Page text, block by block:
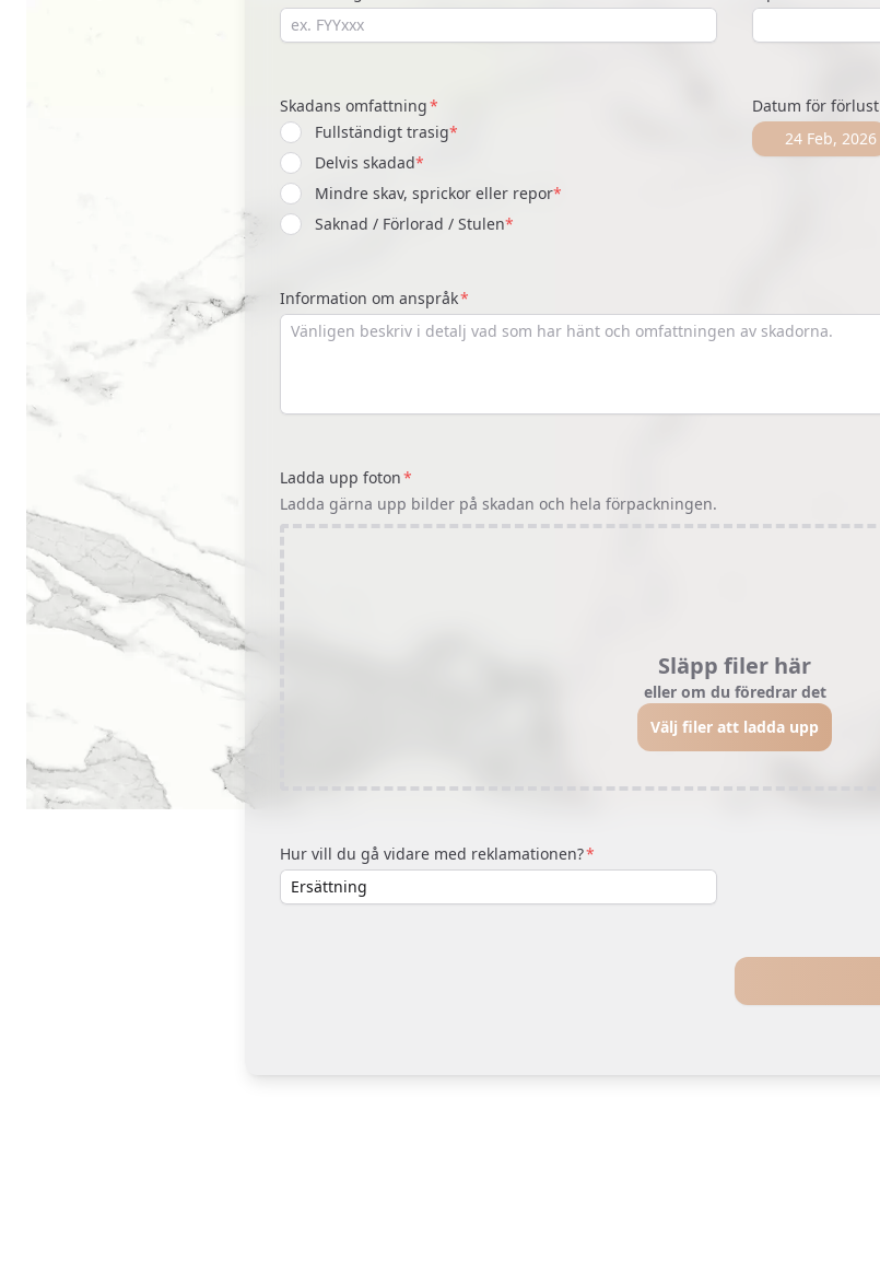
Skadans omfattning
Fullständigt trasig*
Delvis skadad*
Mindre skav, sprickor eller repor*
Saknad / Förlorad / Stulen*
Datum för förlust
24 Feb, 2026
Information om anspråk
Ladda upp foton
Ladda gärna upp bilder på skadan och hela förpackningen.
Släpp filer här
eller om du föredrar det
Välj filer att ladda upp
Hur vill du gå vidare med reklamationen?
Ersättning